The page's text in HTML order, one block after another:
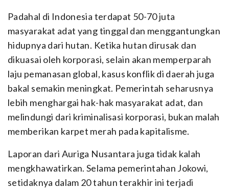
Padahal di Indonesia terdapat 50-70 juta
masyarakat adat yang tinggal dan menggantungkan
hidupnya dari hutan. Ketika hutan dirusak dan
dikuasai oleh korporasi, selain akan memperparah
laju pemanasan global, kasus konflik di daerah juga
bakal semakin meningkat. Pemerintah seharusnya
lebih menghargai hak-hak masyarakat adat, dan
melindungi dari kriminalisasi korporasi, bukan malah
memberikan karpet merah pada kapitalisme.
Laporan dari Auriga Nusantara juga tidak kalah
mengkhawatirkan. Selama pemerintahan Jokowi,
setidaknya dalam 20 tahun terakhir ini terjadi